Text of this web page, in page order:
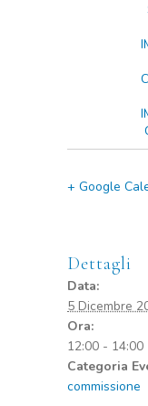
+ Google
Dettagli
Data:
5 Dicembre
Ora:
12:00 - 14:00
Categoria
commissione